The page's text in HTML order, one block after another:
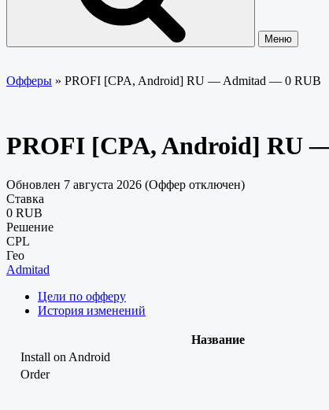
Меню
Офферы » PROFI [CPA, Android] RU — Admitad — 0 RUB
PROFI [CPA, Android] RU
Обновлен 7 августа 2026 (Оффер отключен)
Ставка
0 RUB
Решение
CPL
Гео
Admitad
Цели по офферу
История изменений
Название
Install on Android
Order